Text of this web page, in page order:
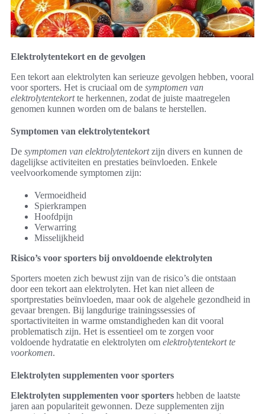
Elektrolytentekort en de gevolgen
Een tekort aan elektrolyten kan serieuze gevolgen hebben, vooral
voor sporters. Het is cruciaal om de symptomen van
elektrolytentekortte herkennen, zodat de juiste maatregelen
genomen kunnen worden om de balans te herstellen.
Symptomen van elektrolytentekort
De symptomen van elektrolytentekortzijn divers en kunnen de
dagelijkse activiteiten en prestaties beïnvloeden. Enkele
veelvoorkomende symptomen zijn:
Vermoeidheid
Spierkrampen
Hoofdpijn
Verwarring
Misselijkheid
Risico’s voor sporters bij onvoldoende elektrolyten
Sporters moeten zich bewust zijn van de risico’s die ontstaan
door een tekort aan elektrolyten. Het kan niet alleen de
sportprestaties beïnvloeden, maar ook de algehele gezondheid in
gevaar brengen. Bij langdurige trainingssessies of
sportactiviteiten in warme omstandigheden kan dit vooral
problematisch zijn. Het is essentieel om te zorgen voor
voldoende hydratatie en elektrolyten om elektrolytentekort te
voorkomen.
Elektrolyten supplementen voor sporters
Elektrolyten supplementen voor sporters hebben de laatste
jaren aan populariteit gewonnen. Deze supplementen zijn